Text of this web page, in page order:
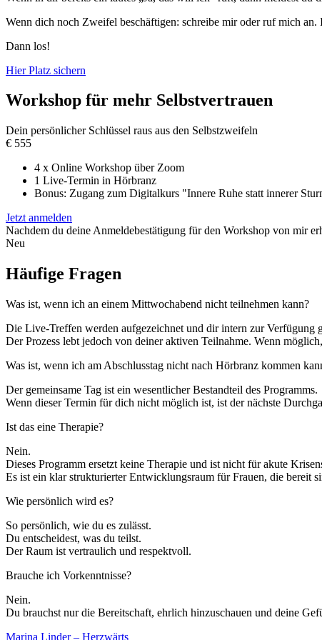
Wenn dich noch Zweifel beschäftigen: schreibe mir oder ruf mich
Dann los!
Hier Platz sichern
Workshop für mehr Selbstvertrauen
Dein persönlicher Schlüssel raus aus den Selbstzweifeln
€ 555
4 x Online Workshop über Zoom
1 Live-Termin in Hörbranz
Bonus: Zugang zum Digitalkurs "Innere Ruhe statt innerer
Jetzt anmelden
Nachdem du deine Anmeldebestätigung für den Workshop von mir
Neu
Häufige Fragen
Was ist, wenn ich an einem Mittwochabend nicht teilnehmen kann?
Die Live-Treffen werden aufgezeichnet und dir intern zur Verfügung
Der Prozess lebt jedoch von deiner aktiven Teilnahme. Wenn
Was ist, wenn ich am Abschlusstag nicht nach Hörbranz kommen
Der gemeinsame Tag ist ein wesentlicher Bestandteil des Programms.
Wenn dieser Termin für dich nicht möglich ist, ist der nächste
Ist das eine Therapie?
Nein.
Dieses Programm ersetzt keine Therapie und ist nicht für akute
Es ist ein klar strukturierter Entwicklungsraum für Frauen, die bereit
Wie persönlich wird es?
So persönlich, wie du es zulässt.
Du entscheidest, was du teilst.
Der Raum ist vertraulich und respektvoll.
Brauche ich Vorkenntnisse?
Nein.
Du brauchst nur die Bereitschaft, ehrlich hinzuschauen und deine
Marina Linder – Herzwärts